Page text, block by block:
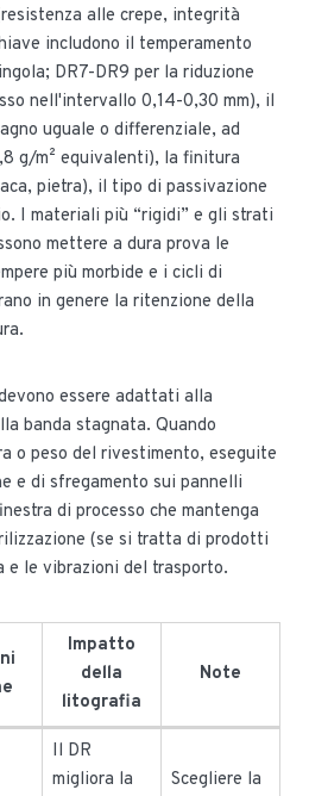
alle crepe, integrità
includono il temperamento
DR7-DR9 per la riduzione
nell'intervallo 0,14-0,30 mm), il
uguale o differenziale, ad
g/m² equivalenti), la finitura
pietra), il tipo di passivazione
I materiali più “rigidi” e gli strati
mettere a dura prova le
più morbide e i cicli di
in genere la ritenzione della
essere adattati alla
banda stagnata. Quando
o peso del rivestimento, eseguite
e di sfregamento sui pannelli
di processo che mantenga
(se si tratta di prodotti
le vibrazioni del trasporto.
Impatto
della
litografia
Note
Il DR
migliora la
Scegliere la